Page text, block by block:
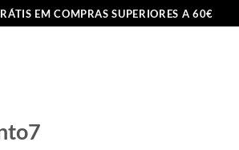
EM COMPRAS SUPERIORES A 60€